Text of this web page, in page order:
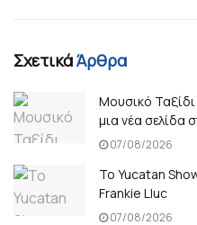
ΣχετικάΆρθρα
Μουσικό
μια νέα σελίδα
07/08/2026
Το Yucatan
Frankie Lluc
07/08/2026